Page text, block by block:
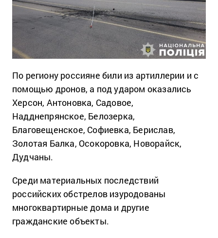
По региону россияне били из артиллерии и с
помощью дронов, а под ударом оказались
Херсон, Антоновка, Садовое,
Надднепрянское, Белозерка,
Благовещенское, Софиевка, Берислав,
Золотая Балка, Осокоровка, Новорайск,
Дудчаны.
Среди материальных последствий
российских обстрелов изуродованы
многоквартирные дома и другие
гражданские объекты.